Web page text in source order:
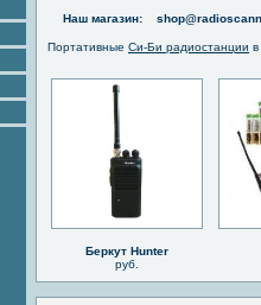
Наш магазин:
Портативные Си-Би радиостанции
Беркут Hunter
руб.